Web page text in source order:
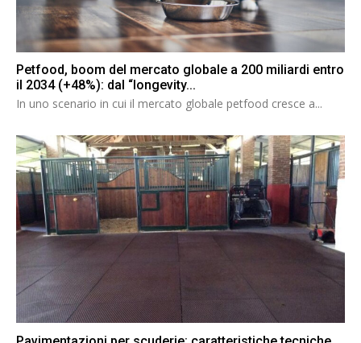
Petfood, boom del mercato globale a 200 miliardi entro
il 2034 (+48%): dal “longevity...
In uno scenario in cui il mercato globale petfood cresce a...